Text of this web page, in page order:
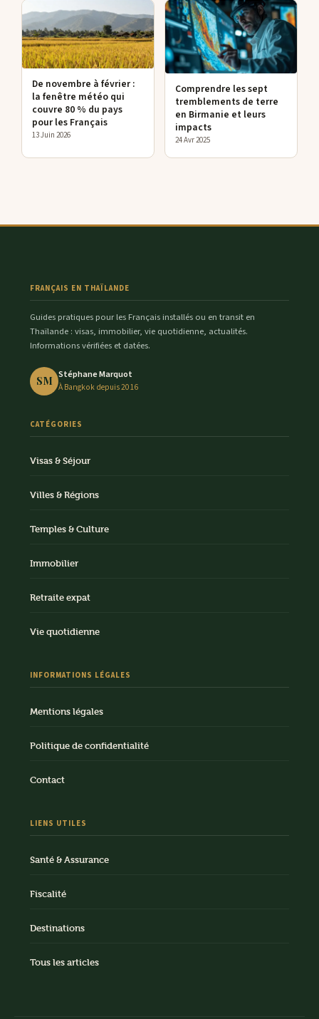
De novembre à février :
la fenêtre météo qui
couvre 80 % du pays
pour les Français
13 Juin 2026
Comprendre les sept
tremblements de terre
en Birmanie et leurs
impacts
24 Avr 2025
FRANÇAIS EN THAÏLANDE
Guides pratiques pour les Français installés ou en transit en
Thaïlande : visas, immobilier, vie quotidienne, actualités.
Informations vérifiées et datées.
SM Stéphane Marquot
À Bangkok depuis 2016
CATÉGORIES
Visas & Séjour
Villes & Régions
Temples & Culture
Immobilier
Retraite expat
Vie quotidienne
INFORMATIONS LÉGALES
Mentions légales
Politique de confidentialité
Contact
LIENS UTILES
Santé & Assurance
Fiscalité
Destinations
Tous les articles